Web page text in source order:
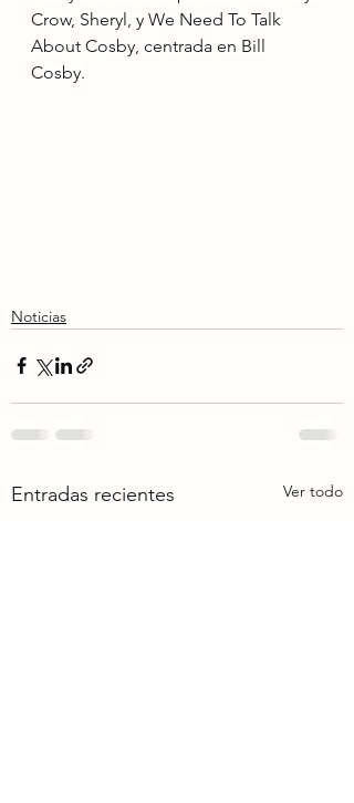
Crow, Sheryl, y We Need To Talk
About Cosby, centrada en Bill
Cosby.
Noticias
Entradas recientes Ver todo